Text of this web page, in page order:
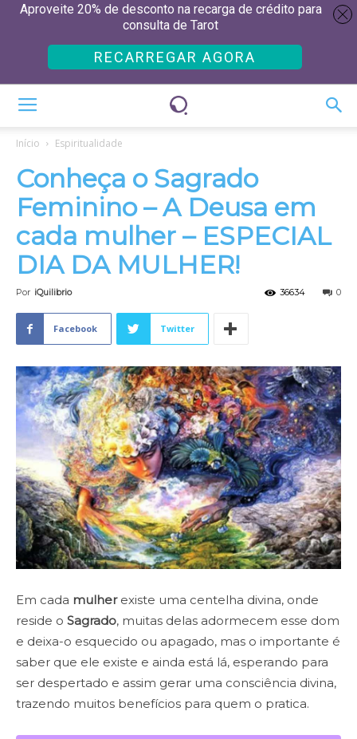
Início Espiritualidade
Conheça o Sagrado
Feminino – A Deusa em
cada mulher – ESPECIAL
DIA DA MULHER!
Por iQuilibrio 0
36634
Facebook Twitter
Em cada mulherexiste uma centelha divina, onde
reside o Sagrado, muitas delas adormecem esse dom
e deixa-o esquecido ou apagado, mas o importante é
saber que ele existe e ainda está lá, esperando para
ser despertado e assim gerar uma consciência divina,
trazendo muitos benefícios para quem o pratica.
Aproveite 20% de desconto na recarga de crédito para
consulta de Tarot
RECARREGAR AGORA